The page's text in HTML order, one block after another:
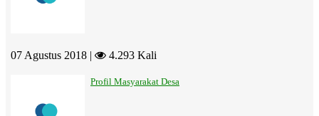
07 Agustus 2018 | 4.293 Kali
Profil Masyarakat Desa